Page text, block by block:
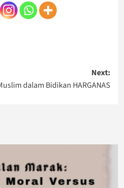
Next:
dalam Bidikan HARGANAS